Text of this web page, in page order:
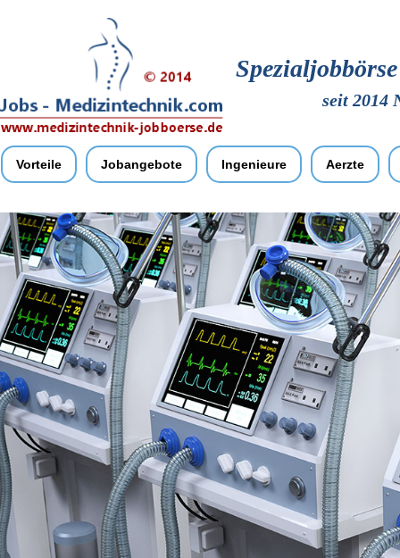
seit 2014
Vorteile Jobangebote Ingenieure Aerzte